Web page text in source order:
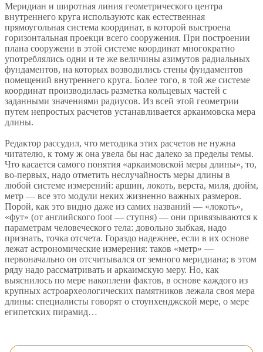
Меридиан и широтная линия геометрического центра
внутреннего круга используютс как естественная
прямоугольная система координат, в которой выстроена
горизонтальная проекци всего сооружения. При построении
плана сооружени в этой системе координат многократно
употреблялись одни и те же величины азимутов радиальных
фундаментов, на которых возводились стены фундаментов
помещений внутреннего круга. Более того, в той же системе
координат производилась разметка кольцевых частей с
заданными значениями радиусов. Из всей этой геометрии
путем непростых расчетов устанавливается аркаимовска мера
длины.
Редактор рассудил, что методика этих расчетов не нужна
читателю, к тому ж она увела бы нас далеко за пределы темы.
Что касается самого понятия «аркаимовской меры длины», то,
во-первых, надо отметить неслучайность меры длины в
любой системе измерений: аршин, локоть, верста, миля, дюйм,
метр — все это модули неких жизненно важных размеров.
Порой, как это видно даже из самих названий — «локоть»,
«фут» (от английского foot — ступня) — они привязываются к
параметрам человеческого тела: довольно зыбкая, надо
признать, точка отсчета. Гораздо надежнее, если в их основе
лежат астрономические измерения: таков «метр» —
первоначально он отсчитывался от земного меридиана; в этом
ряду надо рассматривать и аркаимскую меру. Но, как
выяснилось по мере накоплени фактов, в основе каждого из
крупных астроархеологических памятников лежала своя мера
длины: специалисты говорят о стоунхенджской мере, о мере
египетских пирамид…